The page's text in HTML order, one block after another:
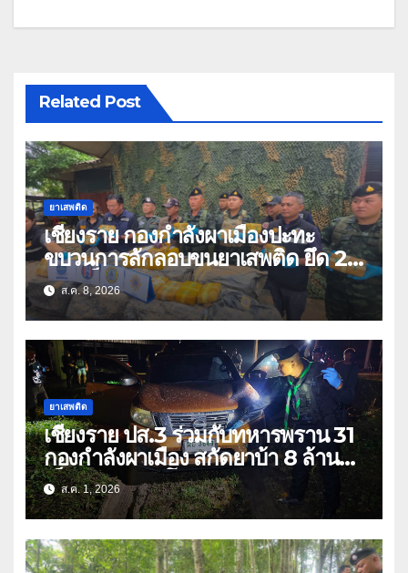
Related Post
ยาเสพติด
เชียงราย กองกำลังผาเมืองปะทะ
ขบวนการลักลอบขนยาเสพติด ยึด 2
ล้านเม็ด
ส.ค. 8, 2026
ยาเสพติด
เชียงราย ปส.3 ร่วมกับทหารพราน 31
กองกำลังผาเมือง สกัดยาบ้า 8 ล้าน
เม็ด เครือข่าย โล่ง แซ่ลี
ส.ค. 1, 2026